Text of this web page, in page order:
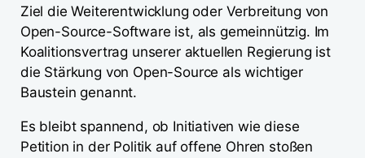
Ziel die Weiterentwicklung oder Verbreitung von
Open-Source-Software ist, als gemeinnützig. Im
Koalitionsvertrag unserer aktuellen Regierung ist
die Stärkung von Open-Source als wichtiger
Baustein genannt.
Es bleibt spannend, ob Initiativen wie diese
Petition in der Politik auf offene Ohren stoßen